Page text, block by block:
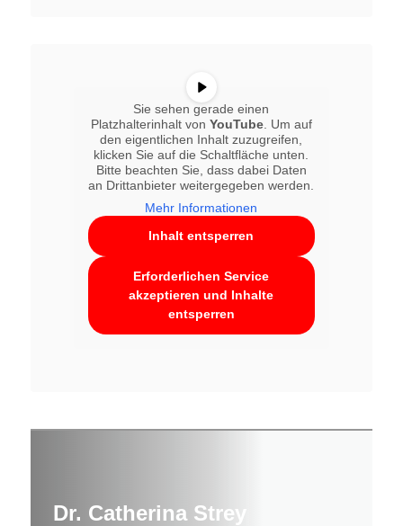
Sie sehen gerade einen
Platzhalterinhalt von YouTube. Um auf
den eigentlichen Inhalt zuzugreifen,
klicken Sie auf die Schaltfläche unten.
Bitte beachten Sie, dass dabei Daten
an Drittanbieter weitergegeben werden.
Mehr Informationen
Inhalt entsperren
Erforderlichen Service
akzeptieren und Inhalte
entsperren
Dr. Catherina Strey